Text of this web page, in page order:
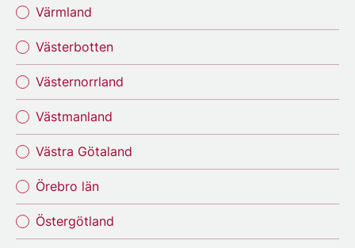
Värmland
Västerbotten
Västernorrland
Västmanland
Västra Götaland
Örebro län
Östergötland